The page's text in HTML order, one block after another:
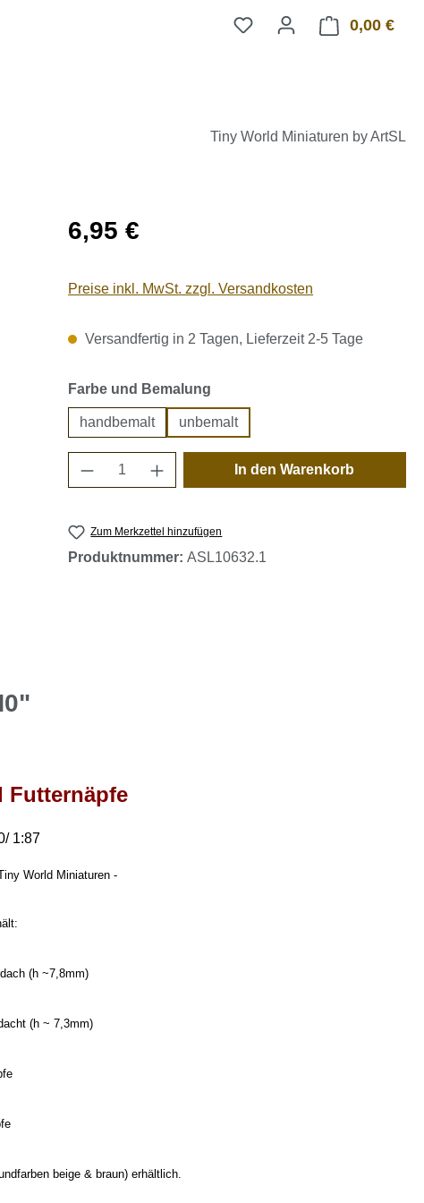
0,00 €
Tiny World Miniaturen by ArtSL
Regulärer Preis:
6,95 €
Preise inkl. MwSt. zzgl. Versandkosten
Versandfertig in 2 Tagen, Lieferzeit 2-5 Tage
Farbe und Bemalung
handbemalt unbemalt
Produkt Anzahl: Gib den
In den Warenkorb
Zum Merkzettel hinzufügen
Produktnummer:ASL10632.1
Futternäpfe
1:87
World Miniaturen -
(h ~7,8mm)
(h ~ 7,3mm)
beige & braun) erhältlich.